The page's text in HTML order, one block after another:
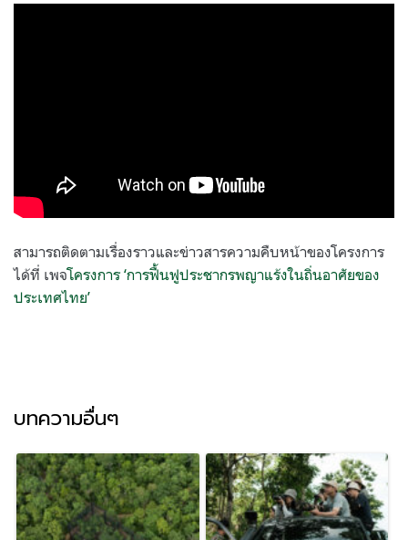
สามารถติดตามเรื่องราวและข่าวสารความคืบหน้าของโครงการ
ได้ที่ เพจโครงการ ‘การฟื้นฟูประชากรพญาแร้งในถิ่นอาศัยของ
ประเทศไทย’
บทความอื่นๆ